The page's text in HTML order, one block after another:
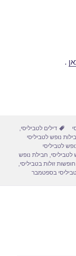
.
תגיות
דילים לטביליסי,
נופש לטביליסי
לטביליסי
לטביליסי, חבילת נופש
חופשות זולות בטביליסי,
בספטמבר